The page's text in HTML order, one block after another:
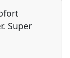
Super